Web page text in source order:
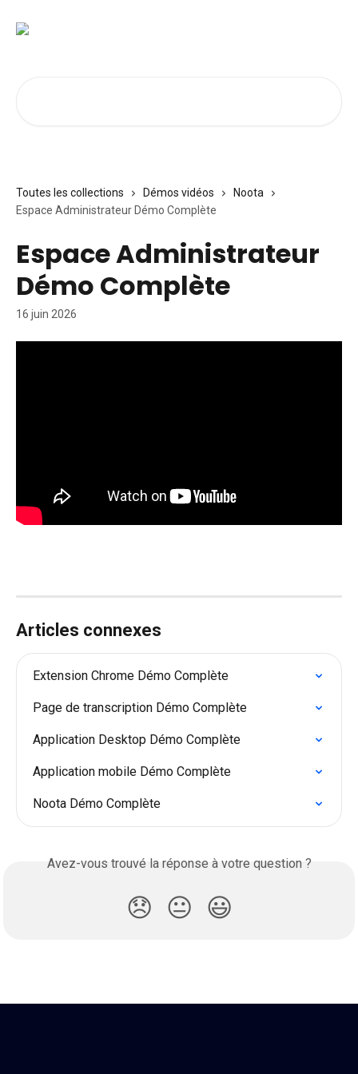
Toutes les collections Démos vidéos
Noota
Espace Administrateur Démo Complète
Espace Administrateur
Démo Complète
16 juin 2026
Articles connexes
Extension Chrome Démo Complète
Page de transcription Démo Complète
Application Desktop Démo Complète
Application mobile Démo Complète
Noota Démo Complète
Avez-vous trouvé la réponse à votre question ?
😞 😐 😃